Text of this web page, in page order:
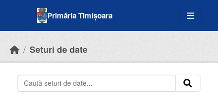
Primăria Timișoara
Seturi de date